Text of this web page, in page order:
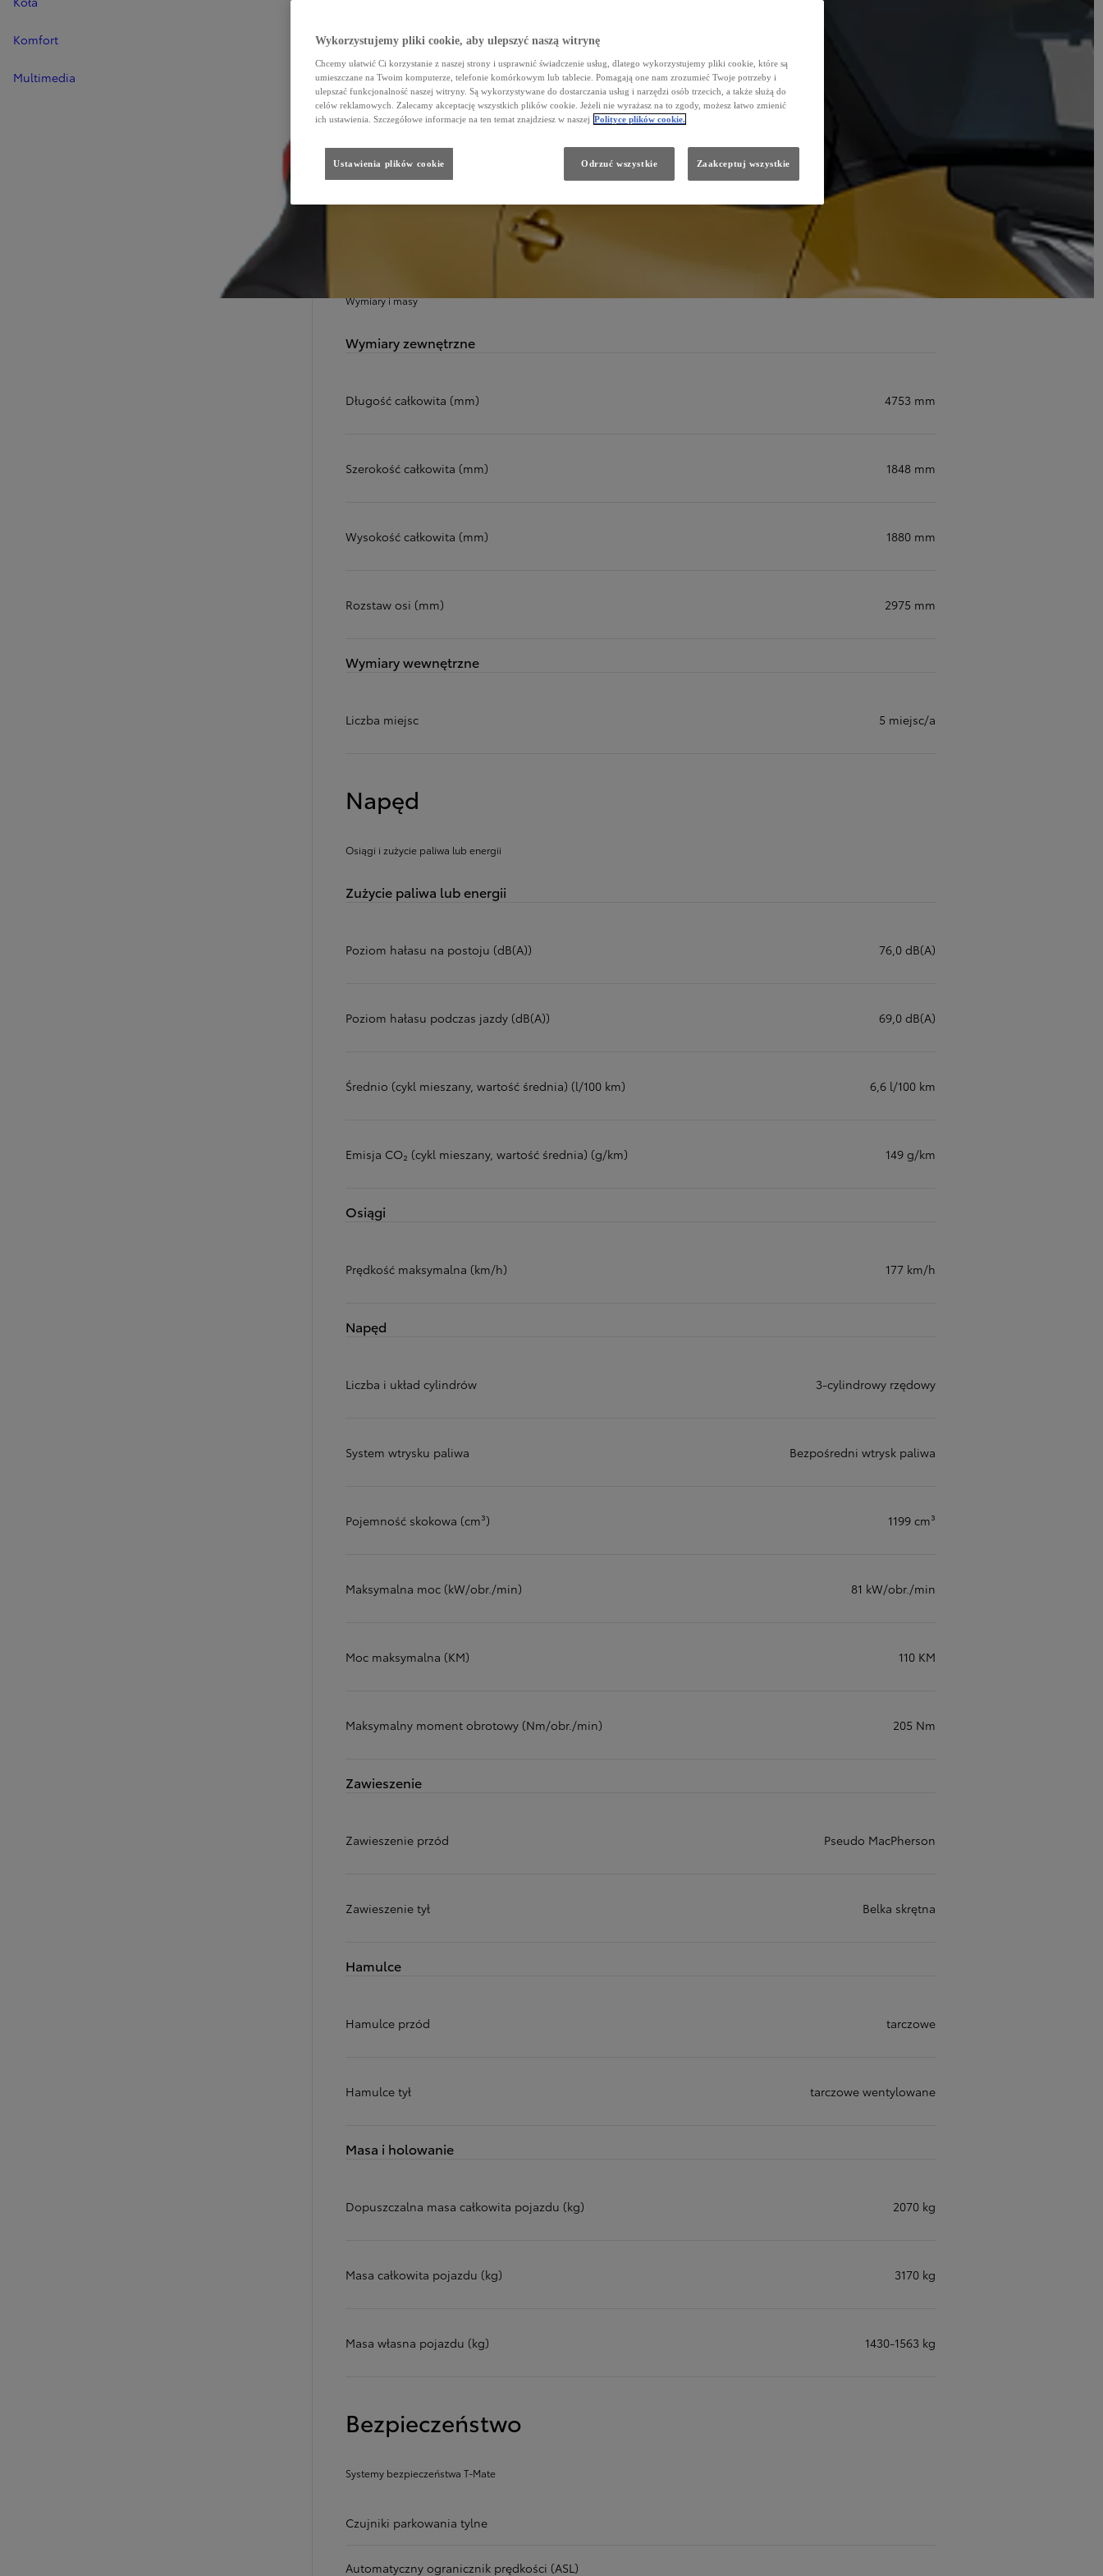
Komfort
Multimedia
SZCZEGÓŁOWE DANE
Wymiary i masy
Wymiary zewnętrzne
Długość całkowita (mm) 4753 mm
Szerokość całkowita (mm) 1848 mm
Wysokość całkowita (mm) 1880 mm
Rozstaw osi (mm) 2975 mm
Wymiary wewnętrzne
Liczba miejsc 5 miejsc/a
Napęd
Osiągi i zużycie paliwa lub energii
Zużycie paliwa lub energii
Poziom hałasu na postoju (dB(A)) 76,0 dB(A)
Poziom hałasu podczas jazdy (dB(A)) 69,0 dB(A)
Średnio (cykl mieszany, wartość średnia) (l/100 km) 6,6 l/100 km
Emisja CO₂ (cykl mieszany, wartość średnia) (g/km) 149 g/km
Osiągi
Prędkość maksymalna (km/h) 177 km/h
Napęd
Liczba i układ cylindrów 3-cylindrowy rzędowy
System wtrysku paliwa Bezpośredni wtrysk paliwa
Pojemność skokowa (cm³) 1199 cm³
Maksymalna moc (kW/obr./min) 81 kW/obr./min
Moc maksymalna (KM) 110 KM
Maksymalny moment obrotowy (Nm/obr./min) 205 Nm
Zawieszenie
Zawieszenie przód Pseudo MacPherson
Zawieszenie tył Belka skrętna
Hamulce
Hamulce przód tarczowe
Hamulce tył tarczowe wentylowane
Masa i holowanie
Dopuszczalna masa całkowita pojazdu (kg) 2070 kg
Masa całkowita pojazdu (kg) 3170 kg
Masa własna pojazdu (kg) 1430-1563 kg
Bezpieczeństwo
Systemy bezpieczeństwa T-Mate
Czujniki parkowania tylne
Automatyczny ogranicznik prędkości (ASL)
Wykorzystujemy pliki cookie, aby ulepszyć naszą witrynę
Chcemy ułatwić Ci korzystanie z naszej strony i usprawnić świadczenie usług, dlatego wykorzystujemy pliki cookie, które są
umieszczane na Twoim komputerze, telefonie komórkowym lub tablecie. Pomagają one nam zrozumieć Twoje potrzeby i
ulepszać funkcjonalność naszej witryny. Są wykorzystywane do dostarczania usług i narzędzi osób trzecich, a także służą do
celów reklamowych. Zalecamy akceptację wszystkich plików cookie. Jeżeli nie wyrażasz na to zgody, możesz łatwo zmienić
ich ustawienia. Szczegółowe informacje na ten temat znajdziesz w naszej Polityce plików cookie.
Ustawienia plików cookie Odrzuć wszystkie Zaakceptuj wszystkie